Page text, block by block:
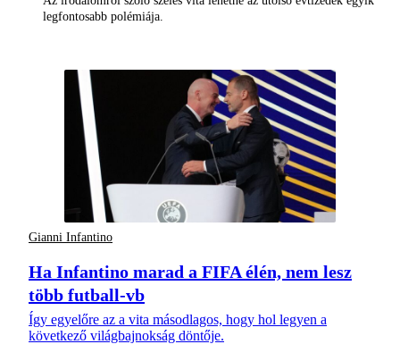
legfontosabb polémiája.
Gianni Infantino
Ha Infantino marad a FIFA élén, nem lesz
több futball-vb
Így egyelőre az a vita másodlagos, hogy hol legyen a
következő világbajnokság döntője.